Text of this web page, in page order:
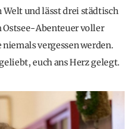
und lässt drei städtisch
Ostsee-Abenteuer voller
vergessen werden.
euch ans Herz gelegt.